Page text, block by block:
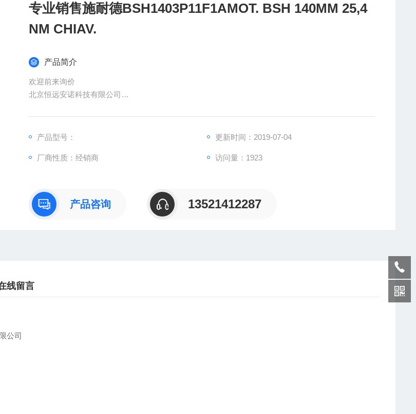
专业销售施耐德BSH1403P11F1AMOT. BSH 140MM 25,4
NM CHIAV.
产品简介
欢迎前来询价
北京恒远安诺科技有限公司
：
仪器仪表、零配件，保证*。公司总部
产品型号： 更新时间：2019-07-04
厂商性质：经销商 访问量：1923
产品咨询 13521412287
线留言
公司